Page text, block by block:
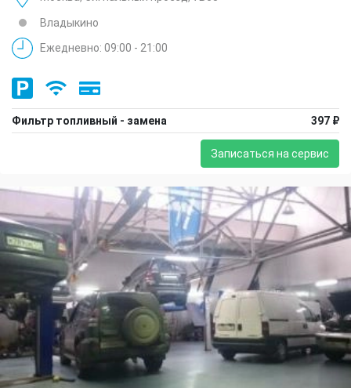
Владыкино
Ежедневно: 09:00 - 21:00
Фильтр топливный - замена 397 ₽
Записаться на сервис